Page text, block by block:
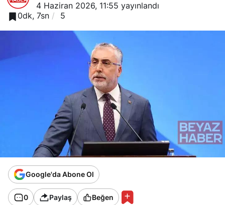
4 Haziran 2026, 11:55 yayınlandı
0dk, 7sn
5
Google'da Abone Ol
0 Paylaş Beğen